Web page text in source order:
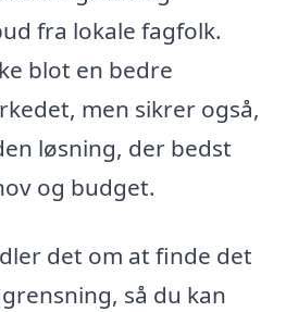
fra lokale fagfolk.
blot en bedre
men sikrer også,
løsning, der bedst
og budget.
det om at finde det
så du kan